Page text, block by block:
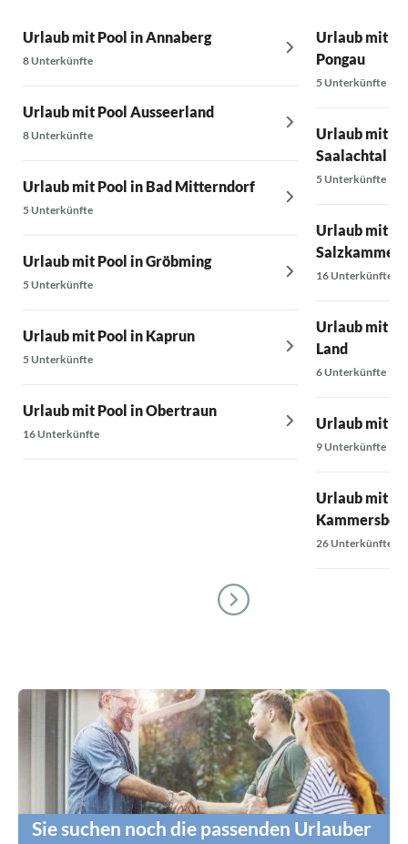
Urlaub mit Pool in Annaberg
8 Unterkünfte
Urlaub mit Pool Ausseerland
8 Unterkünfte
Urlaub mit Pool in Bad Mitterndorf
5 Unterkünfte
Urlaub mit Pool in Gröbming
5 Unterkünfte
Urlaub mit Pool in Kaprun
5 Unterkünfte
Urlaub mit Pool in Obertraun
16 Unterkünfte
Urlaub mit
Pongau
5 Unterkünfte
Urlaub mit
Saalachtal
5 Unterkünfte
Urlaub mit
16 Unterkünfte
Urlaub mit
Land
6 Unterkünfte
Urlaub mit
9 Unterkünfte
Urlaub mit
26 Unterkünfte
Sie suchen noch die passenden Urlauber